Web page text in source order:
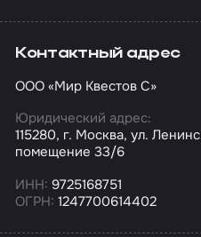
Контактный адрес
ООО «Мир Квестов С»
Юридический адрес:
115280, г. Москва, ул.
помещение 33/6
ИНН: 9725168751
ОГРН: 1247700614402